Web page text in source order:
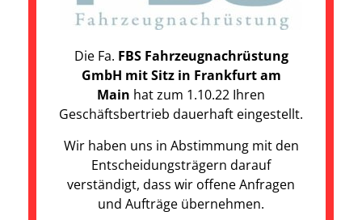
Die Fa. FBS Fahrzeugnachrüstung
GmbH mit Sitz in Frankfurt am
Main hat zum 1.10.22 Ihren
Geschäftsbertrieb dauerhaft eingestellt.
Wir haben uns in Abstimmung mit den
Entscheidungsträgern darauf
verständigt, dass wir offene Anfragen
und Aufträge übernehmen.